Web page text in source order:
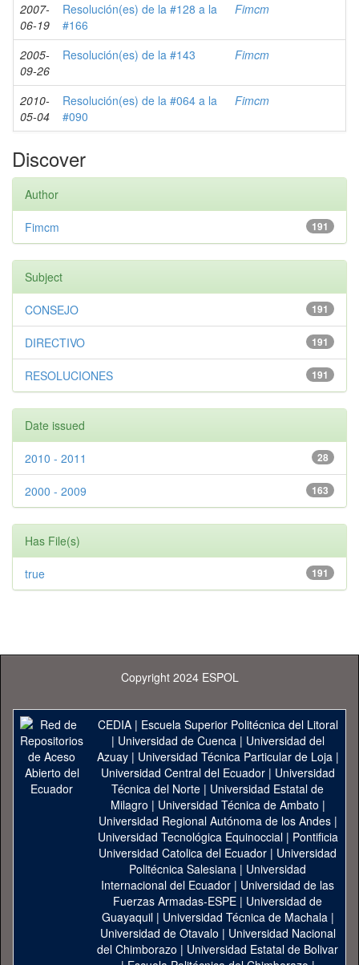
2007-
06-19
Resolución(es) de la #128 a la
#166
Fimcm
2005-
09-26
Resolución(es) de la #143 Fimcm
2010-
05-04
Resolución(es) de la #064 a la
#090
Fimcm
Discover
Author
191
Fimcm
Subject
191
CONSEJO
191
DIRECTIVO
191
RESOLUCIONES
Date issued
28
2010 - 2011
163
2000 - 2009
Has File(s)
191
true
Copyright 2024 ESPOL
CEDIA| Escuela Superior Politécnica del Litoral
| Universidad de Cuenca| Universidad del
Azuay| Universidad Técnica Particular de Loja|
Universidad Central del Ecuador| Universidad
Técnica del Norte | Universidad Estatal de
Milagro | Universidad Técnica de Ambato |
Universidad Regional Autónoma de los Andes|
Universidad Tecnológica Equinoccial| Pontificia
Universidad Catolica del Ecuador | Universidad
Politécnica Salesiana | Universidad
Internacional del Ecuador | Universidad de las
Fuerzas Armadas-ESPE | Universidad de
Guayaquil| Universidad Técnica de Machala|
Universidad de Otavalo | Universidad Nacional
del Chimborazo | Universidad Estatal de Bolivar